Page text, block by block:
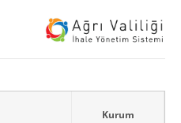
Kurum